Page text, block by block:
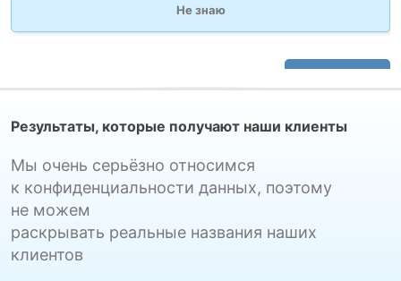
Не знаю
Результаты, которые получают наши клиенты
Мы очень серьёзно относимся
к конфиденциальности данных, поэтому
не можем
раскрывать реальные названия наших
клиентов